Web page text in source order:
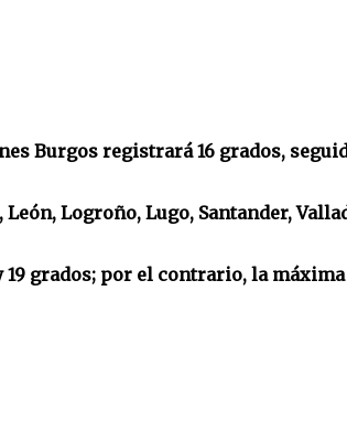
Burgos registrará 16 grados,
León, Logroño, Lugo, Santander,
grados; por el contrario, la máxima